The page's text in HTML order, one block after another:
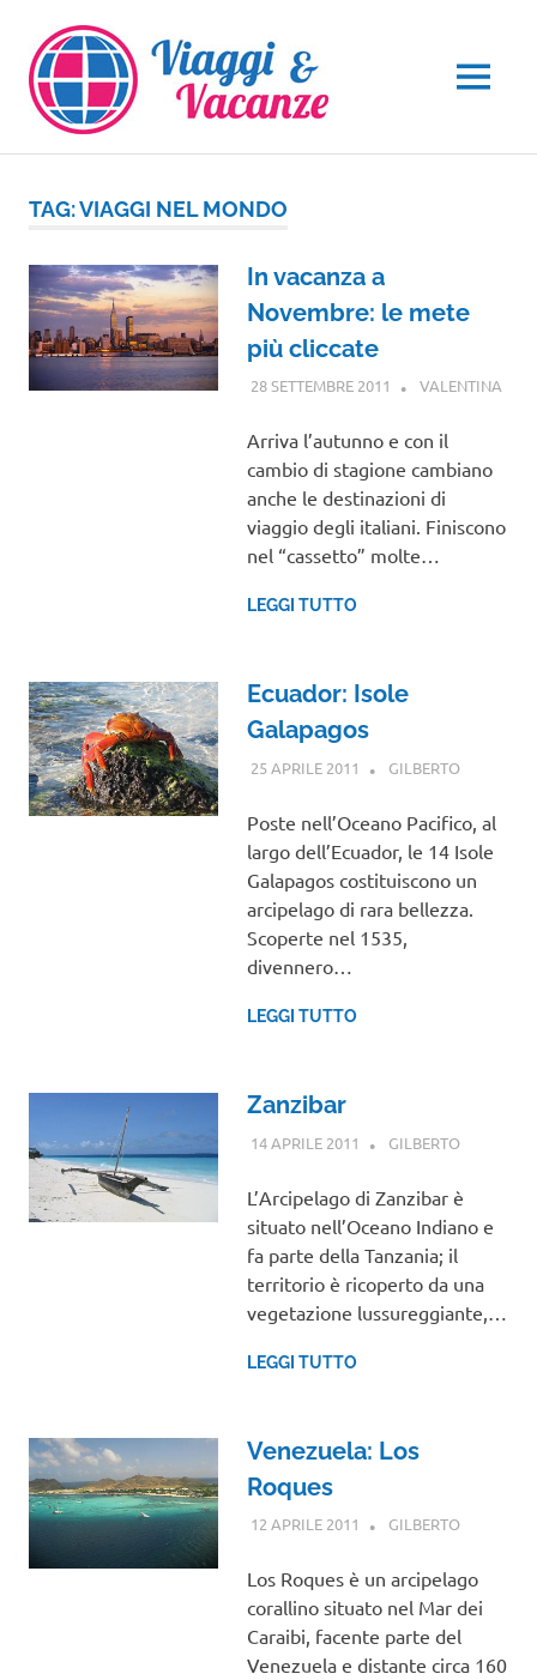
contenuto
MENU
TAG:VIAGGI NEL MONDO
In vacanza a
Novembre: le mete
più cliccate
28 SETTEMBRE 2011 VALENTINA
Arriva l’autunno e con il
cambio di stagione cambiano
anche le destinazioni di
viaggio degli italiani. Finiscono
nel “cassetto” molte…
LEGGI TUTTO
Ecuador: Isole
Galapagos
25 APRILE 2011 GILBERTOCENTRO E
AMERICA
VIAGGI
NEL
MONDO
Poste nell’Oceano Pacifico, al
largo dell’Ecuador, le 14 Isole
Galapagos costituiscono un
arcipelago di rara bellezza.
Scoperte nel 1535,
divennero…
LEGGI TUTTO
Zanzibar
14 APRILE 2011 GILBERTOAFRICA
NEL
MONDO
L’Arcipelago di Zanzibar è
situato nell’Oceano Indiano e
fa parte della Tanzania; il
territorio è ricoperto da una
vegetazione lussureggiante,…
LEGGI TUTTO
Venezuela: Los
Roques
12 APRILE 2011 GILBERTOCENTRO E
VIAGGI
NEL
MONDO
Los Roques è un arcipelago
corallino situato nel Mar dei
Caraibi, facente parte del
Venezuela e distante circa 160